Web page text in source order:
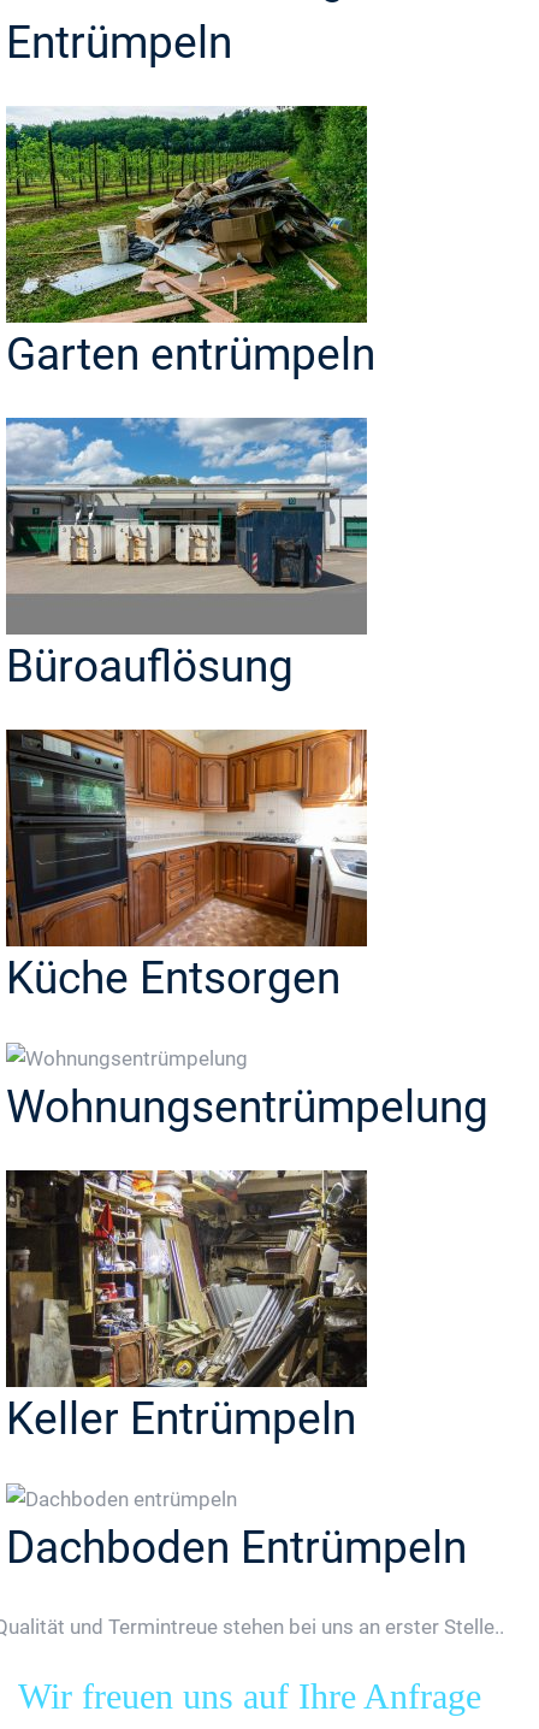
Entrümpeln
Garten entrümpeln
Büroauflösung
Küche Entsorgen
Wohnungsentrümpelung
Keller Entrümpeln
Dachboden Entrümpeln
und Termintreue stehen bei uns an erster Stelle..
Wir freuen uns auf Ihre Anfrage